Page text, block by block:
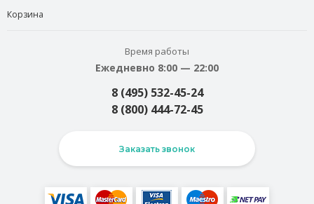
Корзина
Время работы
Ежедневно 8:00 — 22:00
8 (495) 532-45-24
8 (800) 444-72-45
Заказать звонок